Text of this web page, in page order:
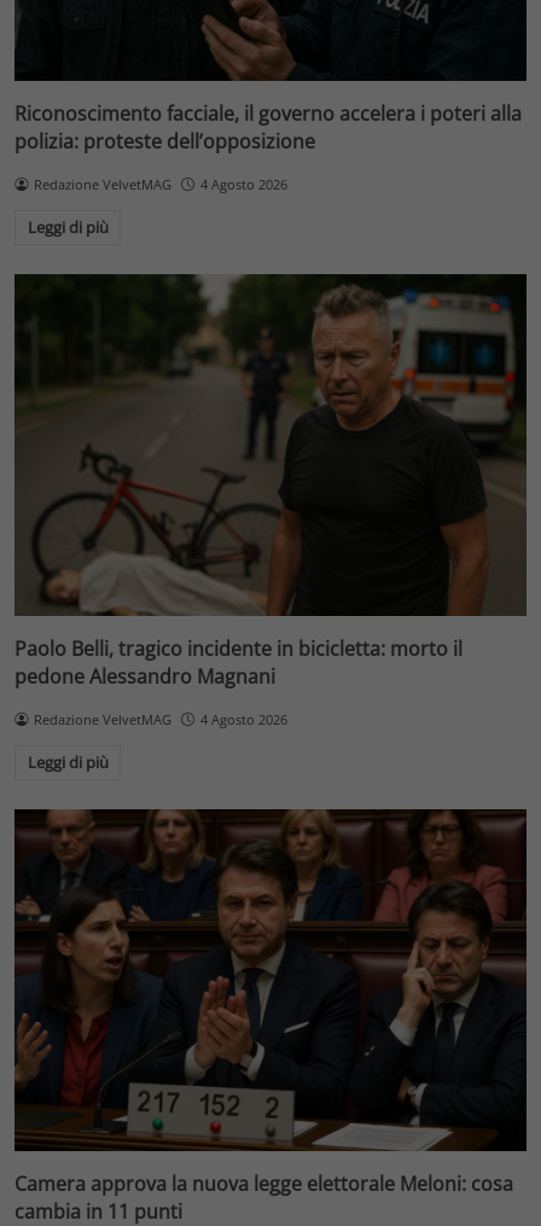
Riconoscimento facciale, il governo accelera i poteri alla
polizia: proteste dell’opposizione
Redazione VelvetMAG 4 Agosto 2026
Leggi di più
Paolo Belli, tragico incidente in bicicletta: morto il
pedone Alessandro Magnani
Redazione VelvetMAG 4 Agosto 2026
Leggi di più
Camera approva la nuova legge elettorale Meloni: cosa
cambia in 11 punti